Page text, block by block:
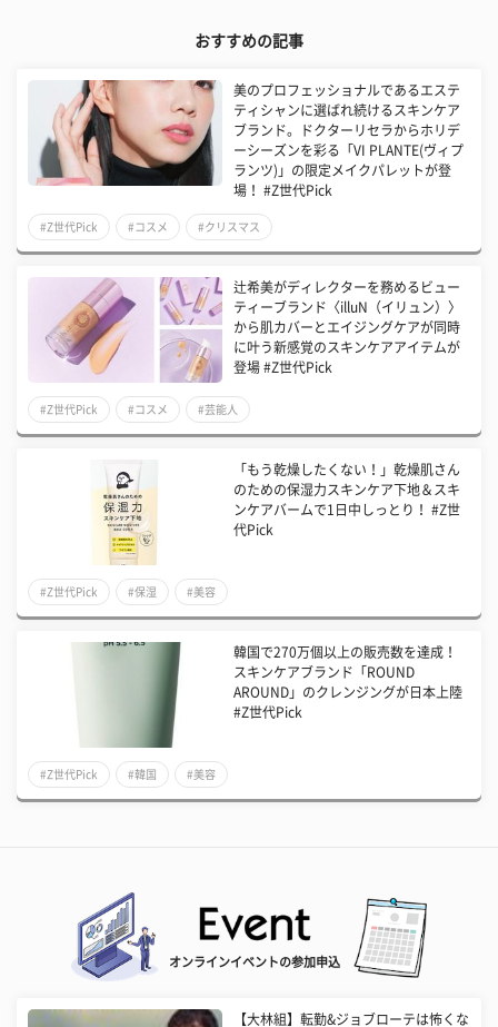
おすすめの記事
美のプロフェッショナルであるエステ
ティシャンに選ばれ続けるスキンケア
ブランド。ドクターリセラからホリデ
ーシーズンを彩る「VI PLANTE(ヴィプ
ランツ)」の限定メイクパレットが登
場！ #Z世代Pick
#Z世代Pick #コスメ #クリスマス
辻希美がディレクターを務めるビュー
ティーブランド〈illuN（イリュン）〉
から肌カバーとエイジングケアが同時
に叶う新感覚のスキンケアアイテムが
登場 #Z世代Pick
#Z世代Pick #コスメ #芸能人
「もう乾燥したくない！」乾燥肌さん
のための保湿力スキンケア下地＆スキ
ンケアバームで1日中しっとり！ #Z世
代Pick
#Z世代Pick #保湿 #美容
韓国で270万個以上の販売数を達成！
スキンケアブランド「ROUND
AROUND」のクレンジングが日本上陸
#Z世代Pick
#Z世代Pick #韓国 #美容
オンラインイベントの参加申込
【大林組】転勤&ジョブローテは怖くな